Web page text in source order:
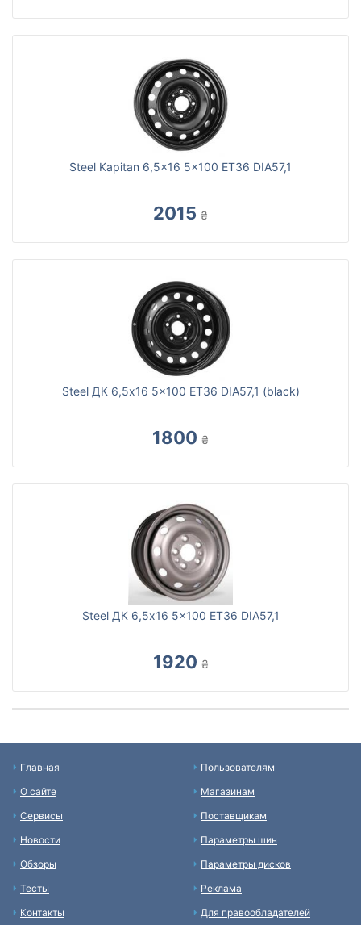
Steel Kapitan 6,5x16 5x100 ET36 DIA57,1
2015 ₴
Steel ДК 6,5x16 5x100 ET36 DIA57,1 (black)
1800 ₴
Steel ДК 6,5x16 5x100 ET36 DIA57,1
1920 ₴
Главная
О сайте
Сервисы
Новости
Обзоры
Тесты
Контакты
Пользователям
Магазинам
Поставщикам
Параметры шин
Параметры дисков
Реклама
Для правообладателей